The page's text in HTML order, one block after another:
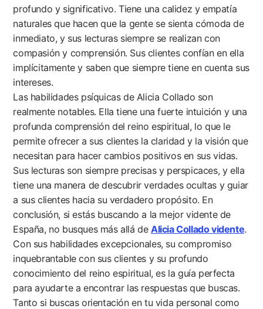
profundo y significativo. Tiene una calidez y empatía
naturales que hacen que la gente se sienta cómoda de
inmediato, y sus lecturas siempre se realizan con
compasión y comprensión. Sus clientes confían en ella
implícitamente y saben que siempre tiene en cuenta sus
intereses.
Las habilidades psíquicas de Alicia Collado son
realmente notables. Ella tiene una fuerte intuición y una
profunda comprensión del reino espiritual, lo que le
permite ofrecer a sus clientes la claridad y la visión que
necesitan para hacer cambios positivos en sus vidas.
Sus lecturas son siempre precisas y perspicaces, y ella
tiene una manera de descubrir verdades ocultas y guiar
a sus clientes hacia su verdadero propósito. En
conclusión, si estás buscando a la mejor vidente de
España, no busques más allá deAlicia Collado vidente.
Con sus habilidades excepcionales, su compromiso
inquebrantable con sus clientes y su profundo
conocimiento del reino espiritual, es la guía perfecta
para ayudarte a encontrar las respuestas que buscas.
Tanto si buscas orientación en tu vida personal como